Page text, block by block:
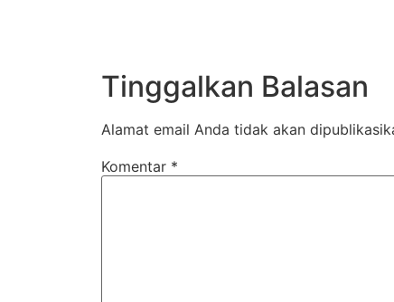
Tinggalkan Balasan
Alamat email Anda tidak akan
Komentar *